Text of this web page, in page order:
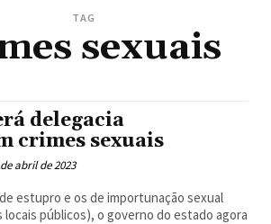
TAG
sexuais
delegacia
crimes sexuais
abril de 2023
estupro e os de importunação sexual
públicos), o governo do estado agora